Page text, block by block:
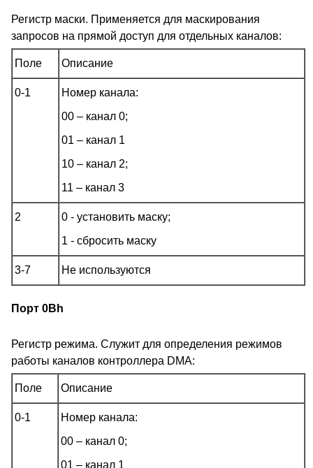
Регистр маски. Применяется для маскирования
запросов на прямой доступ для отдельных каналов:
Поле Описание
0-1
Номер канала:
00 – канал 0;
01 – канал 1
10 – канал 2;
11 – канал 3
2
0 - установить маску;
1 - сбросить маску
3-7 Не используются
Порт 0Bh
Регистр режима. Служит для определения режимов
работы каналов контроллера DMA:
Поле Описание
0-1
Номер канала:
00 – канал 0;
01 – канал 1